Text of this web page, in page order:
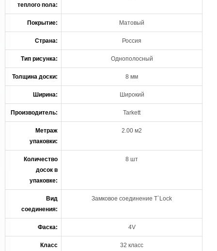
теплого пола:
Покрытие: Матовый
Страна: Россия
Тип рисунка: Однополосный
Толщина доски: 8 мм
Ширина: Широкий
Производитель: Tarkett
Метраж
упаковки:
2.00 м2
Количество
досок в
упаковке:
8 шт
Вид
соединения:
Замковое соединение T`Lock
Фаска: 4V
Класс
32 класс